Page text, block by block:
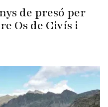
de presó per
Os de Civís i